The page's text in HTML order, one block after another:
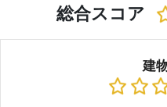
総合スコア
建